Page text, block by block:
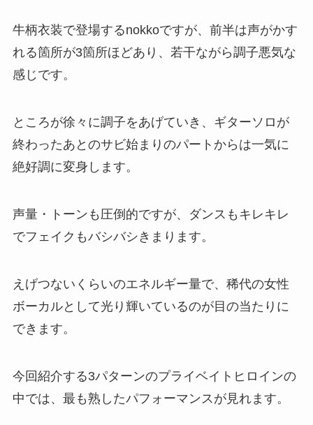
牛柄衣装で登場するnokkoですが、前半は声がかす
れる箇所が3箇所ほどあり、若干ながら調子悪気な
感じです。
ところが徐々に調子をあげていき、ギターソロが
終わったあとのサビ始まりのパートからは一気に
絶好調に変身します。
声量・トーンも圧倒的ですが、ダンスもキレキレ
でフェイクもバシバシきまります。
えげつないくらいのエネルギー量で、稀代の女性
ボーカルとして光り輝いているのが目の当たりに
できます。
今回紹介する3パターンのプライベイトヒロインの
中では、最も熟したパフォーマンスが見れます。